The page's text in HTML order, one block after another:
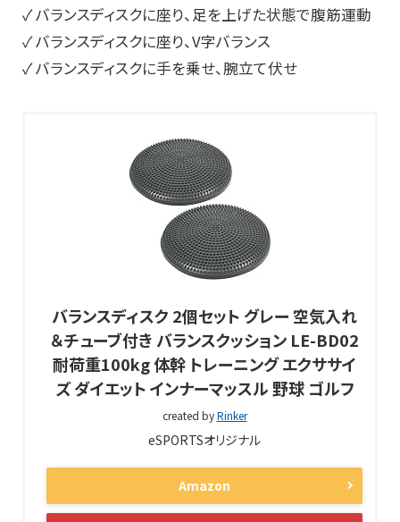
✓ バランスディスクに座り、足を上げた状態で腹筋運動
✓ バランスディスクに座り、V字バランス
✓ バランスディスクに手を乗せ、腕立て伏せ
バランスディスク 2個セット グレー 空気入れ
＆チューブ付き バランスクッション LE-BD02
耐荷重100kg 体幹 トレーニング エクササイ
ズ ダイエット インナーマッスル 野球 ゴルフ
created byRinker
eSPORTSオリジナル
Amazon